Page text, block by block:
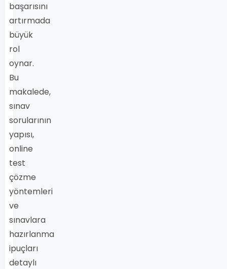
başarısını
artırmada
büyük
rol
oynar.
Bu
makalede,
sınav
sorularının
yapısı,
online
test
çözme
yöntemleri
ve
sınavlara
hazırlanma
ipuçları
detaylı